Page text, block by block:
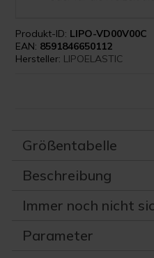
Produkt-ID: LIPO-VD00V00C
EAN: 8591846650112
Hersteller: LIPOELASTIC
Größentabelle
Beschreibung
Immer noch nicht
Parameter